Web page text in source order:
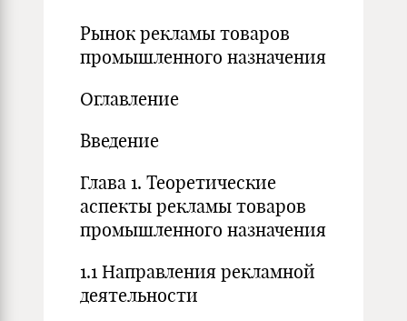
Рынок рекламы товаров
промышленного назначения
Оглавление
Введение
Глава 1. Теоретические
аспекты рекламы товаров
промышленного назначения
1.1 Направления рекламной
деятельности